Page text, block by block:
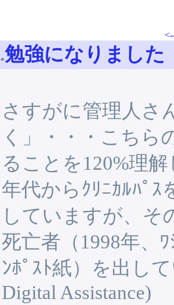
.勉強になりました
さすがに管理人さ
く」・・・こちら
ることを120%理
年代からｸﾘﾆｶﾙﾊﾟｽ
していますが、そ
死亡者（1998年、ﾜ
ﾝﾎﾟｽﾄ紙）を出し
Digital Assistance)